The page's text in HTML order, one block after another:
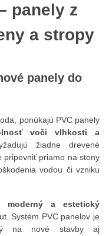
panely z
a stropy
panely do
ponúkajú PVC panely
voči vlhkosti a
žiadne drevené
pripevniť priamo na steny
vodou či vzniku
moderný a estetický
Systém PVC panelov je
na nové stavby aj